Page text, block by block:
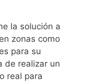
la solución a
zonas como
para su
de realizar un
real para